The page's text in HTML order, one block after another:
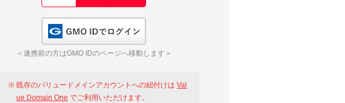
＜連携前の方はGMO IDのページへ移動します＞
既存のバリュードメインアカウントへの紐付けはVal
ue Domain One でご利用いただけます。